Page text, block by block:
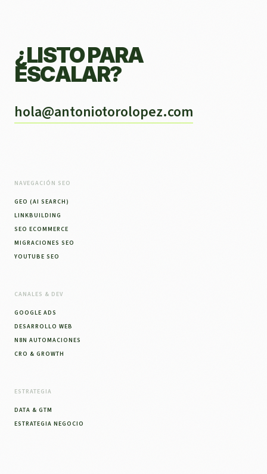
¿LISTO PARA
ESCALAR?
hola@antoniotorolopez.com
NAVEGACIÓN SEO
GEO (AI SEARCH)
LINKBUILDING
SEO ECOMMERCE
MIGRACIONES SEO
YOUTUBE SEO
CANALES & DEV
GOOGLE ADS
DESARROLLO WEB
N8N AUTOMACIONES
CRO & GROWTH
ESTRATEGIA
DATA & GTM
ESTRATEGIA NEGOCIO